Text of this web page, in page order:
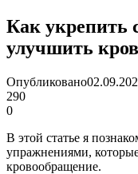
Как укрепить
улучшить
Опубликовано
290
0
В этой статье я
упражнениями,
кровообращение.